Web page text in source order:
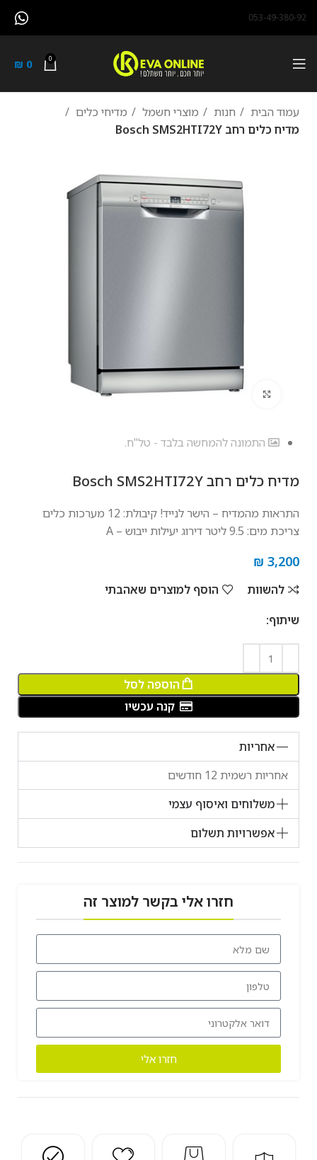
053-49-380-92
0
₪ 0
עמוד הבית חנות מוצרי חשמל
מדיחי כלים
מדיח כלים ‏רחב Bosch SMS2HTI72Y
לחץ להגדלה
התמונה להמחשה בלבד - טל"ח.
מדיח כלים ‏רחב Bosch SMS2HTI72Y
התראות מהמדיח – הישר לנייד! קיבולת: 12 מערכות כלים
צריכת מים: 9.5 ליטר דירוג יעילות ייבוש – A
₪ 3,200
להשוות
הוסף למוצרים שאהבתי
שיתוף:
הוספה לסל
קנה עכשיו
אחריות
אחריות רשמית 12 חודשים
משלוחים ואיסוף עצמי
אפשרויות תשלום
חזרו אלי בקשר למוצר זה
חזרו אלי